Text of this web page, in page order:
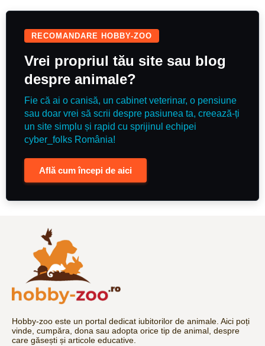
Facebook NeriumHouseKennel și
site-ul www.neriumhouse.com
RECOMANDARE HOBBY-ZOO
Vrei propriul tău site sau blog
despre animale?
Fie că ai o canisă, un cabinet veterinar, o pensiune
sau doar vrei să scrii despre pasiunea ta, creează-ți
un site simplu și rapid cu sprijinul echipei
cyber_folks România!
Află cum începi de aici
Hobby-zoo este un portal dedicat iubitorilor de animale. Aici poți
vinde, cumpăra, dona sau adopta orice tip de animal, despre
care găsești și articole educative.